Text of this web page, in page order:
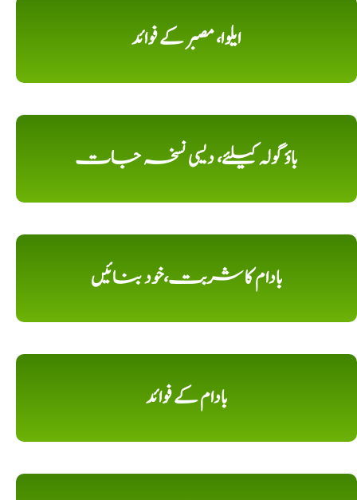
ایلوا، مصبر کے فوائد
باؤ گولہ کیلئے، دیسی نسخہ جات
بادام کا شربت،خود بنائیں
بادام کے فوائد